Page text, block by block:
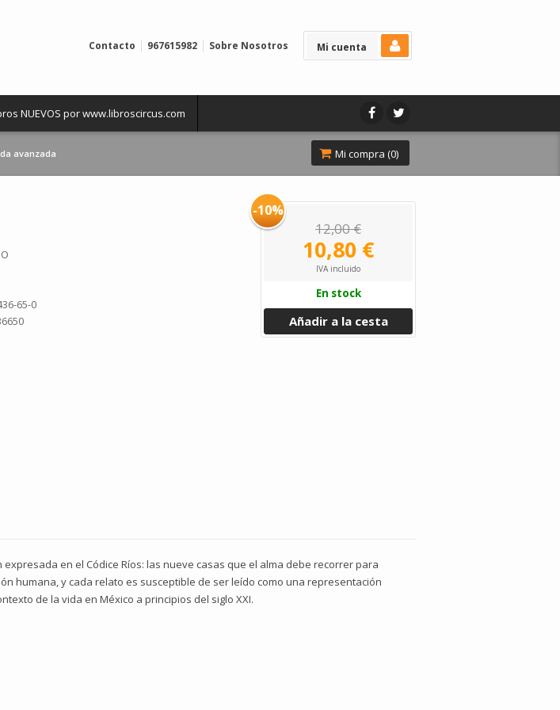
Mi cuenta
Contacto 967615982 Sobre Nosotros
NUEVOS por www.libroscircus.com
avanzada Mi compra (0)
65-0
-10%
12,00 €
10,80 €
IVA incluido
En stock
Añadir a la cesta
en el Códice Ríos: las nueve casas que el alma debe recorrer para
humana, y cada relato es susceptible de ser leído como una representación
de la vida en México a principios del siglo XXI.